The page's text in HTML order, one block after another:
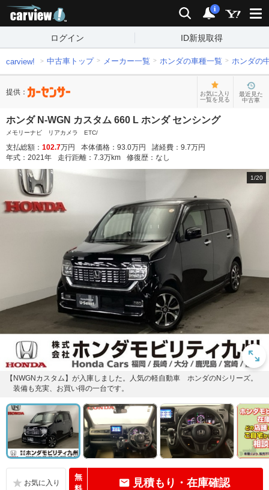
検索 通知
i
ログイン ID新規取得
carview! 中古車トップ メーカー一覧 ホンダの車種一覧 ホンダの
提供：
お気に入り
一覧を見る
最近見た
中古車
ホンダ N-WGN カスタム 660 L ホンダ センシング
メモリーナビ リアカメラ ETC/
支払総額： 102.7万円 本体価格： 93.0万円 諸経費： 9.7万円
年式： 2021年 走行距離： 7.3万km 修復歴： なし
1/20
【NWGNカスタム】が入庫しました。人気の軽自動車 ホンダのNシリーズ。
装備も充実、お買い得の一台です。
無
見積もり・在庫確認